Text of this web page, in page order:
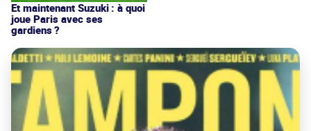
Et maintenant Suzuki : à quoi
joue Paris avec ses
gardiens ?